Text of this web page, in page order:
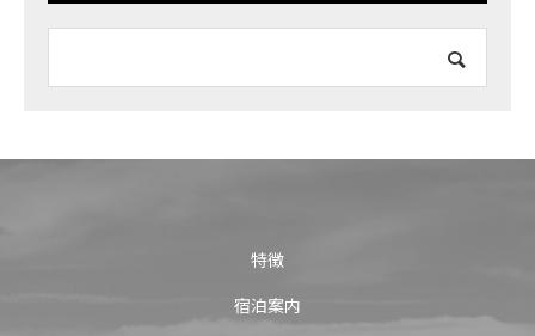
特徴
宿泊案内